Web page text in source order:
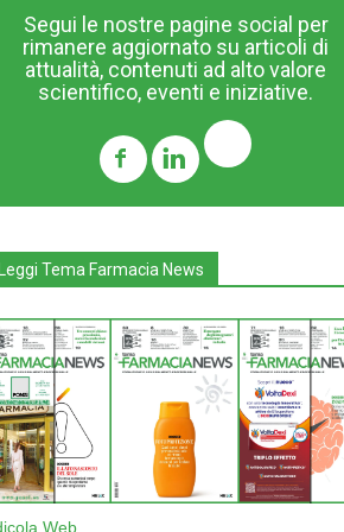
Segui le nostre pagine social per
rimanere aggiornato su articoli di
attualità, contenuti ad alto valore
scientifico, eventi e iniziative.
Tema Farmacia News
Web